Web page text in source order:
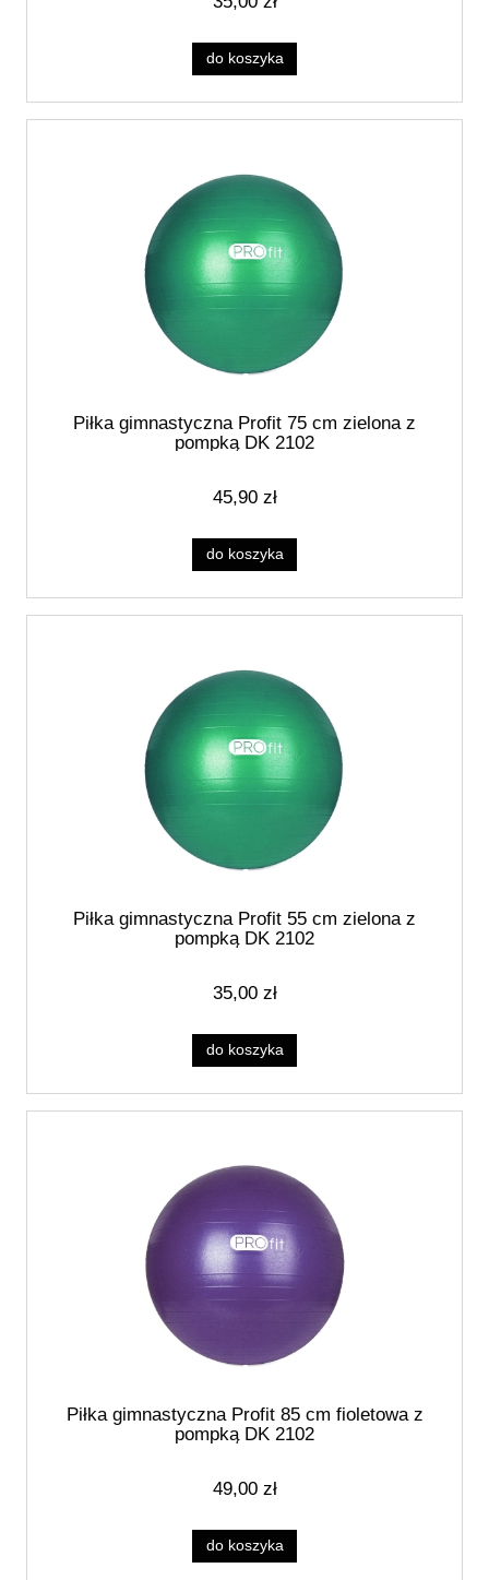
do koszyka
Piłka gimnastyczna Profit 75 cm zielona z
pompką DK 2102
45,90 zł
do koszyka
Piłka gimnastyczna Profit 55 cm zielona z
pompką DK 2102
35,00 zł
do koszyka
Piłka gimnastyczna Profit 85 cm fioletowa z
pompką DK 2102
49,00 zł
do koszyka